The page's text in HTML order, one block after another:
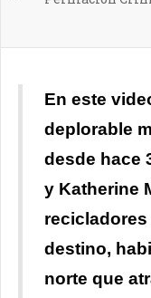
En este
deplorable
desde hace
y Katherine
recicladores
destino,
norte que